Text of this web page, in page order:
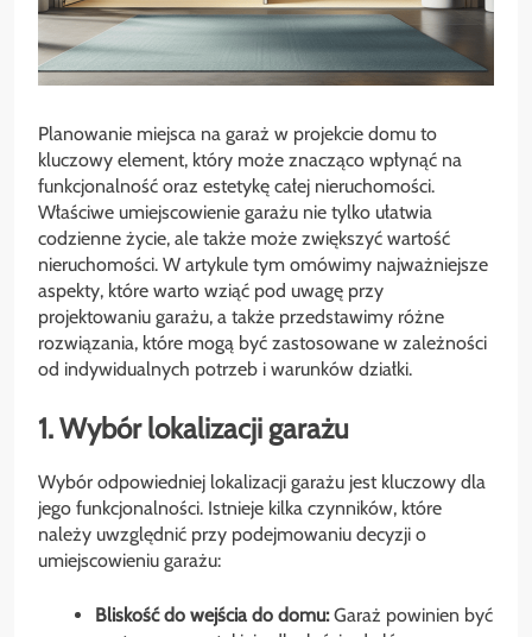
Planowanie miejsca na garaż w projekcie domu to
kluczowy element, który może znacząco wpłynąć na
funkcjonalność oraz estetykę całej nieruchomości.
Właściwe umiejscowienie garażu nie tylko ułatwia
codzienne życie, ale także może zwiększyć wartość
nieruchomości. W artykule tym omówimy najważniejsze
aspekty, które warto wziąć pod uwagę przy
projektowaniu garażu, a także przedstawimy różne
rozwiązania, które mogą być zastosowane w zależności
od indywidualnych potrzeb i warunków działki.
1. Wybór lokalizacji garażu
Wybór odpowiedniej lokalizacji garażu jest kluczowy dla
jego funkcjonalności. Istnieje kilka czynników, które
należy uwzględnić przy podejmowaniu decyzji o
umiejscowieniu garażu:
Bliskość do wejścia do domu:Garaż powinien być